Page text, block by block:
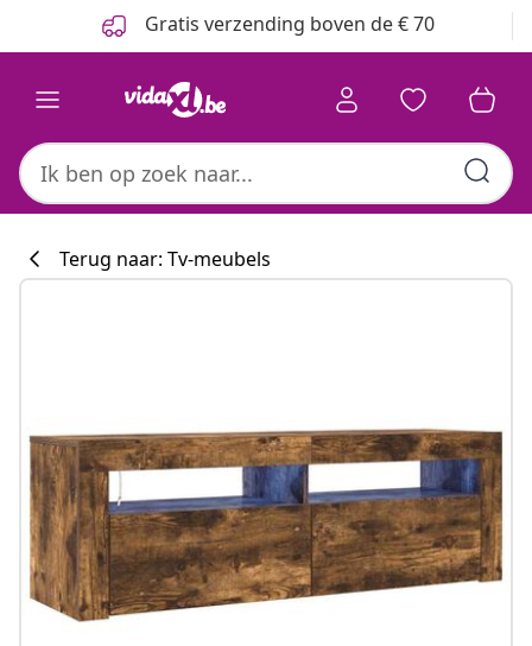
Gratis verzending boven de € 70
Terug naar: Tv-meubels